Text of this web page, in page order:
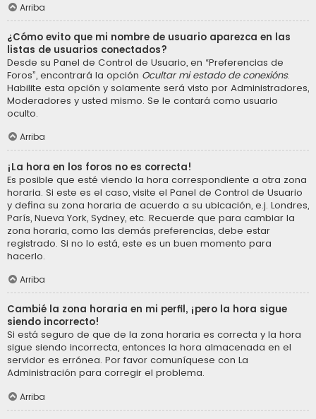
Arriba
¿Cómo evito que mi nombre de usuario aparezca en las
listas de usuarios conectados?
Desde su Panel de Control de Usuario, en “Preferencias de
Foros”, encontrará la opción Ocultar mi estado de conexións.
Habilite esta opción y solamente será visto por Administradores,
Moderadores y usted mismo. Se le contará como usuario
oculto.
Arriba
¡La hora en los foros no es correcta!
Es posible que esté viendo la hora correspondiente a otra zona
horaria. Si este es el caso, visite el Panel de Control de Usuario
y defina su zona horaria de acuerdo a su ubicación, e.j. Londres,
París, Nueva York, Sydney, etc. Recuerde que para cambiar la
zona horaria, como las demás preferencias, debe estar
registrado. Si no lo está, este es un buen momento para
hacerlo.
Arriba
Cambié la zona horaria en mi perfil, ¡pero la hora sigue
siendo incorrecto!
Si está seguro de que de la zona horaria es correcta y la hora
sigue siendo incorrecta, entonces la hora almacenada en el
servidor es errónea. Por favor comuníquese con La
Administración para corregir el problema.
Arriba